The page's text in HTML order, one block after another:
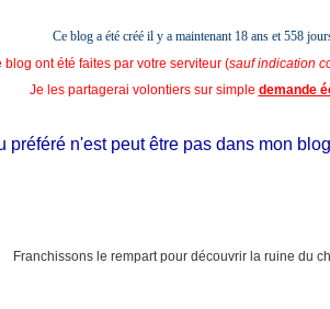
Ce blog a été créé il y a maintenant 18 ans et558
ont été faites par votre serviteur (sauf indication
Je les partagerai volontiers sur simple demande
n'est peut être pas dans mon